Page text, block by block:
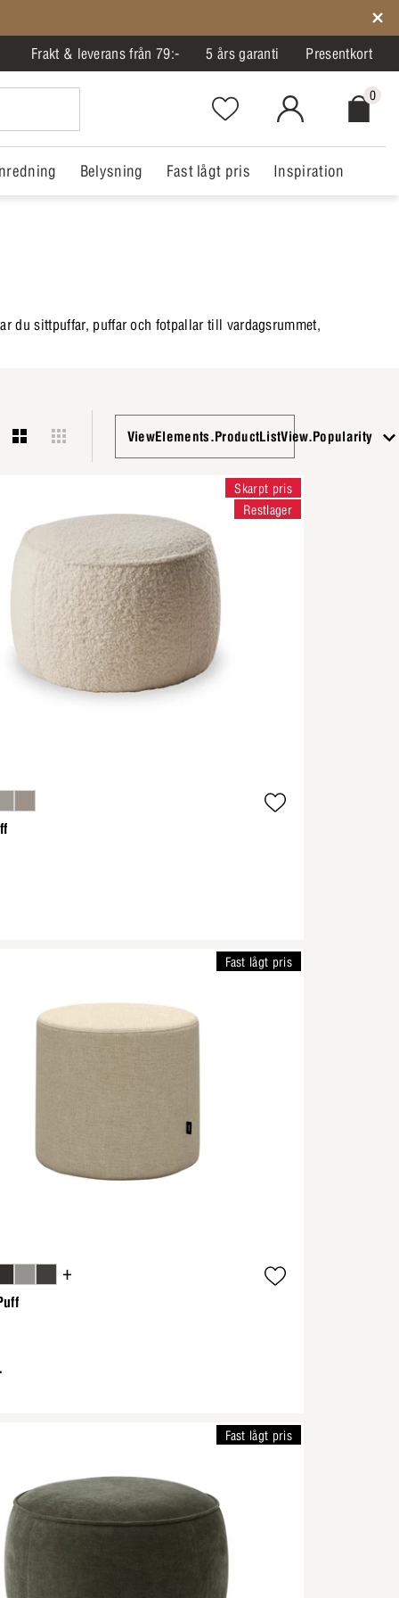
Frakt & leverans från 79:- 5 års garanti Presentkort
Favorites.NavigationButton.Text
MitIlva.Login
0
Belysning Fast lågt pris Inspiration
du sittpuffar, puffar och fotpallar till vardagsrummet,
ViewElements.ProductListView.Popularity
Skarpt pris
Restlager
+
Fast lågt pris
Fast lågt pris